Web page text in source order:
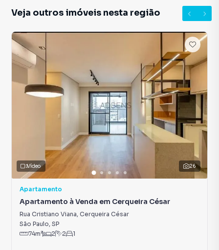
Veja outros imóveis nesta região
26
Vídeo
Apartamento
Apartamento à Venda em Cerqueira César
Rua Cristiano Viana, Cerqueira César
São Paulo, SP
74m² 2 2 1